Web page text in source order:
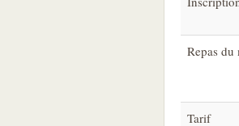
Repas
Tarif